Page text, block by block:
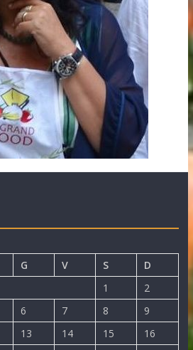
G V S
D
1
2
6 7 8
9
13 14 15
16